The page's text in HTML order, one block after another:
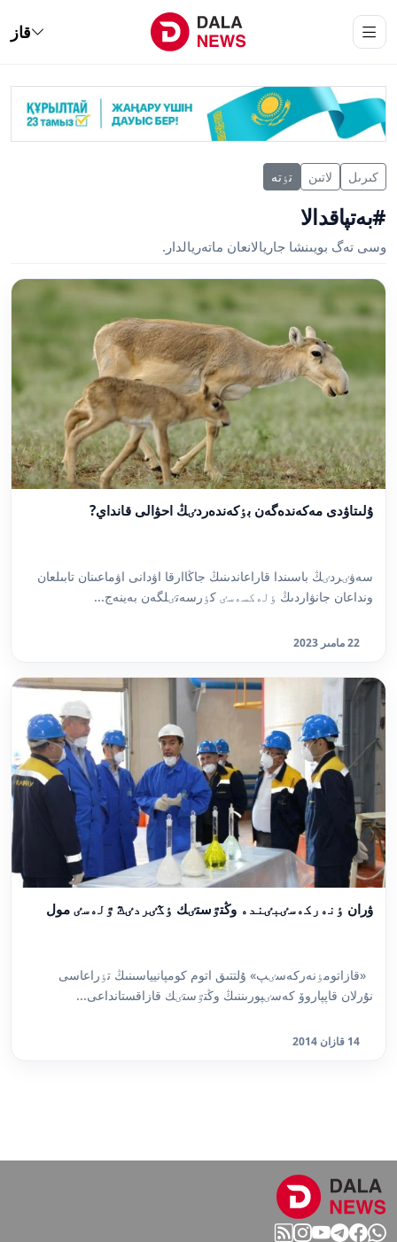
قاز
كىرىل لاتىن تٶتە
#بەتپاقدالا
وسى تەگ بويىنشا جاريالانعان ماتەريالدار.
ۇلىتاۋدى مەكەندەگەن بٶكەندەردٸڭ احۋالى قانداي?
سەۋٸردٸڭ باسىندا قاراعاندىنىڭ جاڭاارقا اۋدانى اۋماعىنان تابىلعان
ونداعان جانۋاردىڭ ٶلەكسەسٸ كٶرسەتٸلگەن بەينەج...
22 مامىر 2023
ۋران ٶنەركەسٸبٸندە وڭتٷستٸك ٶڭٸردٸڭ ٷلەسٸ مول
«قازاتومٶنەركەسٸپ» ۇلتتىق اتوم كومپانيياسىنىڭ تٶراعاسى
نۇرلان قاپپاروۆ كەسٸپورىننىڭ وڭتٷستٸك قازاقستانداعى...
14 قازان 2014